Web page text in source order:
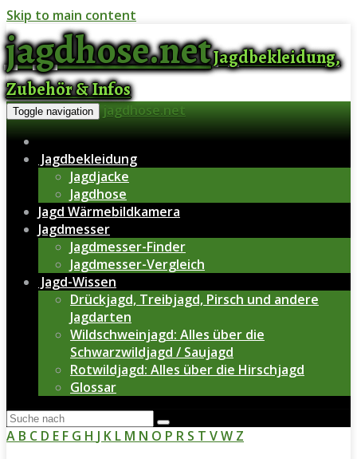
Skip to main content
jagdhose.netJagdbekleidung,
Zubehör & Infos
Toggle navigation jagdhose.net
Jagdbekleidung
Jagdjacke
Jagdhose
Jagd Wärmebildkamera
Jagdmesser
Jagdmesser-Finder
Jagdmesser-Vergleich
Jagd-Wissen
Drückjagd, Treibjagd, Pirsch und andere
Jagdarten
Wildschweinjagd: Alles über die
Schwarzwildjagd / Saujagd
Rotwildjagd: Alles über die Hirschjagd
Glossar
A B C D E F G H J K L M N O P R S T VW Z